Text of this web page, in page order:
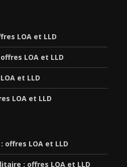
LOA et LLD
LOA et LLD
et LLD
LOA et LLD
offres LOA et LLD
: offres LOA et LLD